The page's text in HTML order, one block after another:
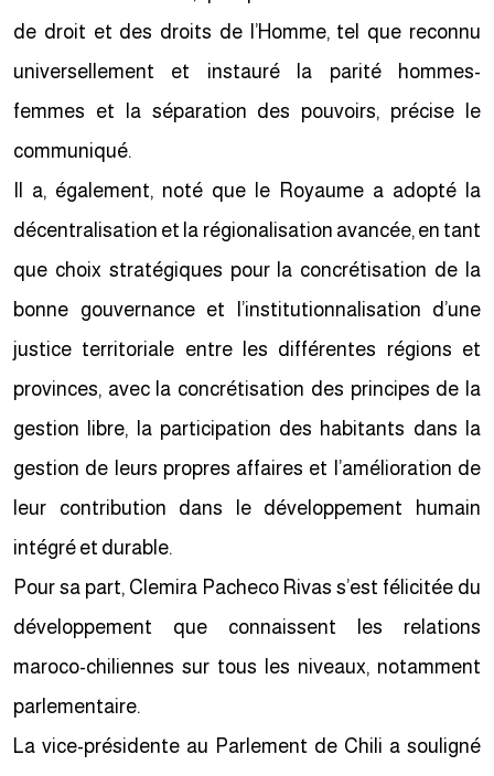
de droit et des droits de l’Homme, tel que reconnu
universellement et instauré la parité hommes-
femmes et la séparation des pouvoirs, précise le
communiqué.
Il a, également, noté que le Royaume a adopté la
décentralisation et la régionalisation avancée, en tant
que choix stratégiques pour la concrétisation de la
bonne gouvernance et l’institutionnalisation d’une
justice territoriale entre les différentes régions et
provinces, avec la concrétisation des principes de la
gestion libre, la participation des habitants dans la
gestion de leurs propres affaires et l’amélioration de
leur contribution dans le développement humain
intégré et durable.
Pour sa part, Clemira Pacheco Rivas s’est félicitée du
développement que connaissent les relations
maroco-chiliennes sur tous les niveaux, notamment
parlementaire.
La vice-présidente au Parlement de Chili a souligné